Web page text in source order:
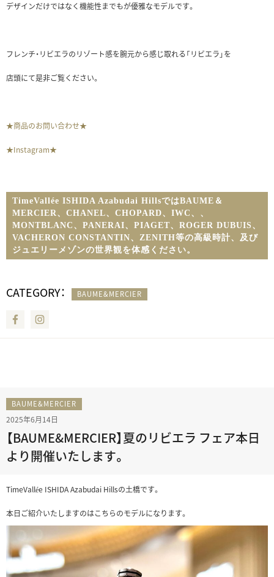
デザインだけではなく機能性までもが優雅なモデルです。
フレンチ・リビエラのリゾート感を腕元から感じ取れる「リビエラ」を
店頭にて是非ご覧ください。
★商品のお問い合わせ★
★Instagram★
TimeVallée ISHIDA Azabudai HillsではBAUME＆
MERCIER、CHANEL、CHOPARD、IWC、 、
MONTBLANC、PANERAI、PIAGET、ROGER DUBUIS、
VACHERON CONSTANTIN、ZENITH等の高級時計、及び
ジュエリーメゾンの世界観を体感ください。
CATEGORY： BAUME&MERCIER
Facebook
BAUME&MERCIER
2025年6月14日
【BAUME&MERCIER】夏のリビエラ フェア本日
より開催いたします。
TimeVallée ISHIDA Azabudai Hillsの土橋です。
本日ご紹介いたしますのはこちらのモデルになります。